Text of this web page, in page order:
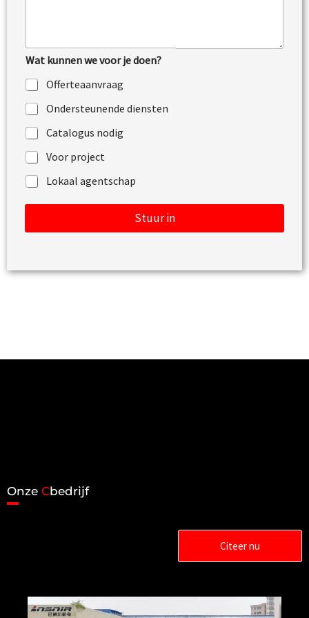
i
n
g
o
f
b
e
r
i
c
h
Wat kunnen we voor je doen?
Offerteaanvraag
Ondersteunende diensten
Catalogus nodig
Voor project
Lokaal agentschap
Stuur in
Onze Cbedrijf
Citeer nu